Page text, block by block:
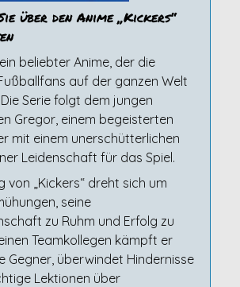
über den Anime „Kickers“
beliebter Anime, der die
auf der ganzen Welt
Serie folgt dem jungen
Gregor, einem begeisterten
mit einem unerschütterlichen
Leidenschaft für das Spiel.
von „Kickers“ dreht sich um
seine
zu Ruhm und Erfolg zu
Teamkollegen kämpft er
Gegner, überwindet Hindernisse
Lektionen über